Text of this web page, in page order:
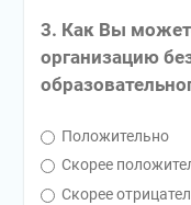
3. Как Вы
организацию
Положительно
Скорее
Скорее